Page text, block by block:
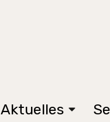
Aktuelles